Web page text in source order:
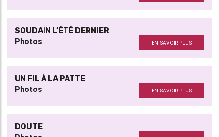
SOUDAIN L’ÉTÉ DERNIER
Photos EN SAVOIR PLUS
UN FIL À LA PATTE
Photos EN SAVOIR PLUS
DOUTE